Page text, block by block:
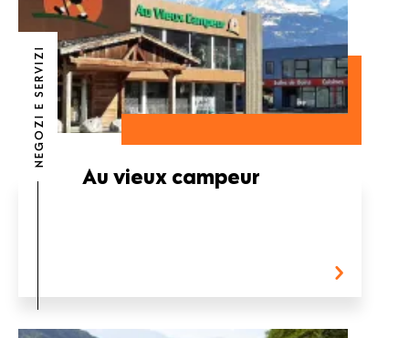
NEGOZI E SERVIZI
Au vieux campeur